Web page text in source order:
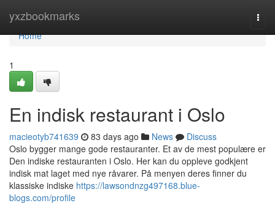
yxzbookmarks
Home
Home
1
En indisk restaurant i Oslo
macieotyb741639 83 days ago News
Discuss
Oslo bygger mange gode restauranter. Et av de mest populære er
Den indiske restauranten i Oslo. Her kan du oppleve godkjent
indisk mat laget med nye råvarer. På menyen deres finner du
klassiske indiske https://lawsondnzg497168.blue-
blogs.com/profile